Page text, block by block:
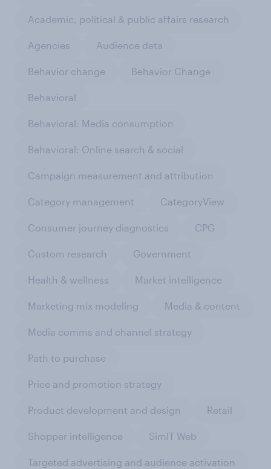
Academic, political & public affairs research
Agencies Audience data
Behavior change Behavior Change
Behavioral
Behavioral: Media consumption
Behavioral: Online search & social
Campaign measurement and attribution
Category management CategoryView
Consumer journey diagnostics CPG
Custom research Government
Health & wellness Market intelligence
Marketing mix modeling Media & content
Media comms and channel strategy
Path to purchase
Price and promotion strategy
Product development and design Retail
Shopper intelligence SimIT Web
Targeted advertising and audience activation